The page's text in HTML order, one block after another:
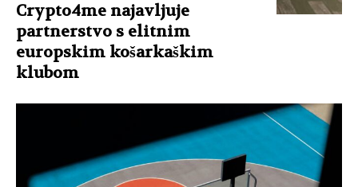
Crypto4me najavljuje
partnerstvo s elitnim
europskim košarkaškim
klubom